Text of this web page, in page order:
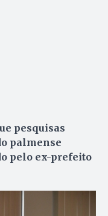
pesquisas
palmense
pelo ex-prefeito